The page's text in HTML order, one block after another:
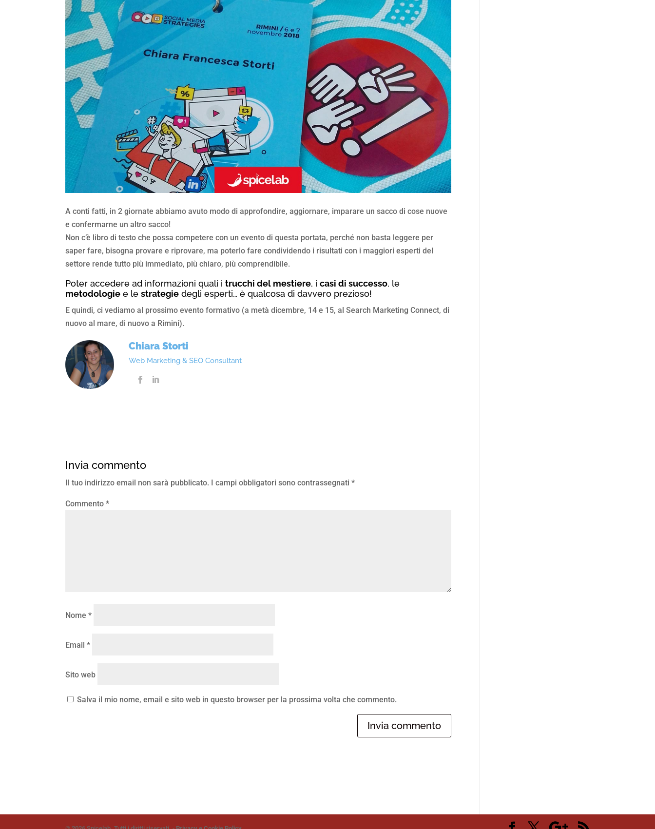
A conti fatti, in 2 giornate abbiamo avuto modo di approfondire, aggiornare, imparare un sacco di cose nuove
e confermarne un altro sacco!
Non c’è libro di testo che possa competere con un evento di questa portata, perché non basta leggere per
saper fare, bisogna provare e riprovare, ma poterlo fare condividendo i risultati con i maggiori esperti del
settore rende tutto più immediato, più chiaro, più comprendibile.
Poter accedere ad informazioni quali itrucchi del mestiere, icasi di successo, le
metodologie e lestrategie degli esperti… è qualcosa di davvero prezioso!
E quindi, ci vediamo al prossimo evento formativo (a metà dicembre, 14 e 15, al Search Marketing Connect, di
nuovo al mare, di nuovo a Rimini).
Chiara Storti
Web Marketing & SEO Consultant
Invia commento
Il tuo indirizzo email non sarà pubblicato. I campi obbligatori sono contrassegnati*
Commento*
Nome*
Email*
Sito web
Salva il mio nome, email e sito web in questo browser per la prossima volta che commento.